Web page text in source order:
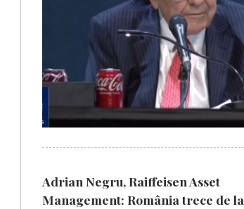
Adrian Negru, Raiffeisen Asset
Management: România trece de la